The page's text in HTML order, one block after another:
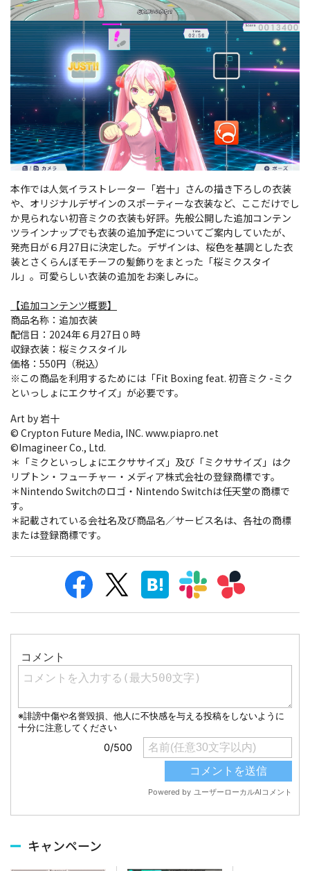
本作では人気イラストレーター「岩十」さんの描き下ろしの衣装
や、オリジナルデザインのスポーティーな衣装など、ここだけでし
か見られない初音ミクの衣装も好評。先般公開した追加コンテン
ツラインナップでも衣装の追加予定についてご案内していたが、
発売日が６月27日に決定した。デザインは、桜色を基調とした衣
装とさくらんぼモチーフの髪飾りをまとった「桜ミクスタイ
ル」。可愛らしい衣装の追加をお楽しみに。
【追加コンテンツ概要】
商品名称：追加衣装
配信日：2024年６月27日０時
収録衣装：桜ミクスタイル
価格：550円（税込）
※この商品を利用するためには「Fit Boxing feat. 初音ミク -ミク
といっしょにエクサイズ」が必要です。
Art by 岩十
© Crypton Future Media, INC. www.piapro.net
©Imagineer Co., Ltd.
＊「ミクといっしょにエクササイズ」及び「ミクササイズ」はク
リプトン・フューチャー・メディア株式会社の登録商標です。
＊Nintendo Switchのロゴ・Nintendo Switchは任天堂の商標で
す。
＊記載されている会社名及び商品名／サービス名は、各社の商標
または登録商標です。
キャンペーン